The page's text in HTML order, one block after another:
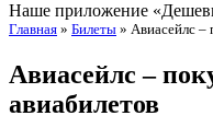
Наше приложение
Главная » Билеты » Авиасейлс –
Авиасейлс –
авиабилетов